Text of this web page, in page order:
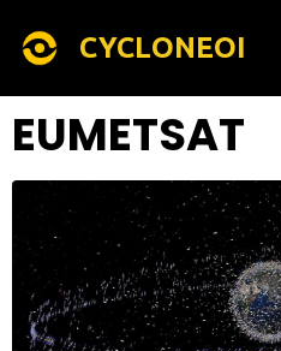
CYCLONEOI
EUMETSAT